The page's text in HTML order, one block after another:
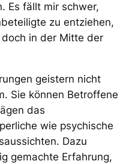
Es fällt mir schwer,
zu entziehen,
in der Mitte der
geistern nicht
Sie können Betroffene
das
wie psychische
Dazu
gemachte Erfahrung,